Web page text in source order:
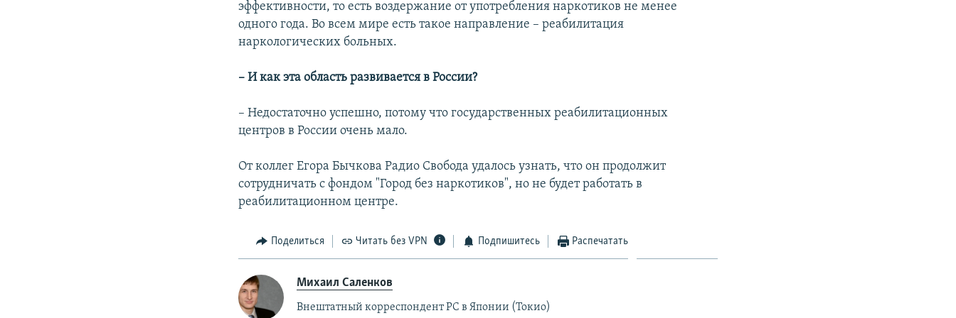
эффективности, то есть воздержание от употребления наркотиков не менее
одного года. Во всем мире есть такое направление – реабилитация
наркологических больных.
– И как эта область развивается в России?
– Недостаточно успешно, потому что государственных реабилитационных
центров в России очень мало.
От коллег Егора Бычкова Радио Свобода удалось узнать, что он продолжит
сотрудничать с фондом "Город без наркотиков", но не будет работать в
реабилитационном центре.
Поделиться Читать без VPN Подпишитесь Распечатать
Михаил Саленков
Внештатный корреспондент РС в Японии (Токио)